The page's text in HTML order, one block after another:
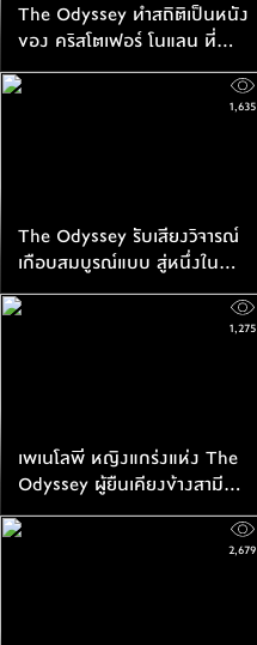
The Odyssey ทำสถิติเป็นหนัง
ของ คริสโตเฟอร์ โนแลน ที่ทำ
รายได้ในสัปดาห์เปิดตัวทั่วโลก
มากที่สุด ด้วยตัวเลข $264 ล้าน
The Odyssey รับเสียงวิจารณ์
เกือบสมบูรณ์แบบ สู่หนึ่งใน
หนังที่ดีที่สุดของ คริสโตเฟอร์
โนแลน
1,635
เพเนโลพี หญิงแกร่งแห่ง The
Odyssey ผู้ยืนเคียงข้างสามี
ด้วยจิตใจที่ร้อนดั่งไฟ
1,275
2,679